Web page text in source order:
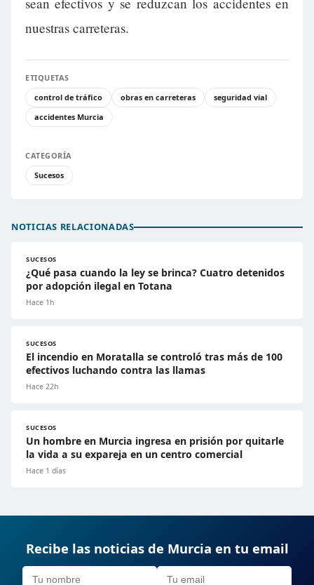
nuestras carreteras.
ETIQUETAS
control de tráfico
obras en carreteras
seguridad vial
accidentes Murcia
CATEGORÍA
Sucesos
NOTICIAS RELACIONADAS
SUCESOS
¿Qué pasa cuando la ley se brinca? Cuatro detenidos
por adopción ilegal en Totana
Hace 1h
SUCESOS
El incendio en Moratalla se controló tras más de 100
efectivos luchando contra las llamas
Hace 22h
SUCESOS
Un hombre en Murcia ingresa en prisión por quitarle
la vida a su expareja en un centro comercial
Hace 1 días
Recibe las noticias de Murcia en tu email